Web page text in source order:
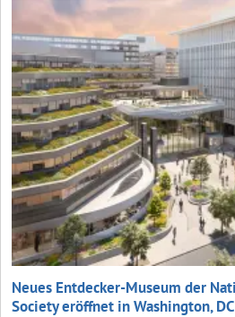
Neues Entdecker-Museum der
Society eröffnet in Washington, DC